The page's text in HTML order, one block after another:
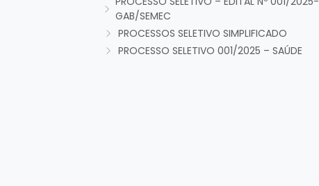
GAB/SEMEC
PROCESSOS SELETIVO SIMPLIFICADO
PROCESSO SELETIVO 001/2025 – SAÚDE